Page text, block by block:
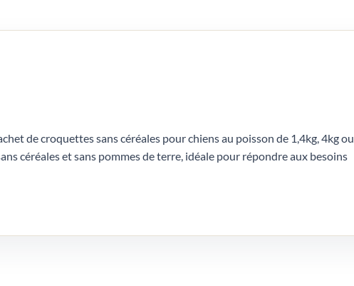
de croquettes sans céréales pour chiens au poisson de 1,4kg, 4kg ou
céréales et sans pommes de terre, idéale pour répondre aux besoins